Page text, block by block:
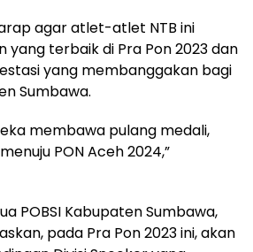
agar atlet-atlet NTB ini
terbaik di Pra Pon 2023 dan
yang membanggakan bagi
Sumbawa.
membawa pulang medali,
PON Aceh 2024,”
POBSI Kabupaten Sumbawa,
pada Pra Pon 2023 ini, akan